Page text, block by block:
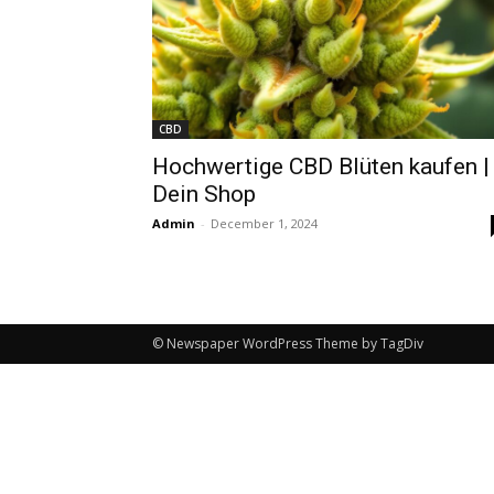
CBD
Hochwertige CBD Blüten kaufen |
Dein Shop
Admin - December 1, 2024
© Newspaper WordPress Theme by TagDiv